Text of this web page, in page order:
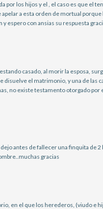
los hijos y el , el caso es que el
a esta orden de mortual
espero con ansias su respuesta
casado, al morir la esposa,
disuelve el matrimonio, y una de las
no existe testamento otorgado por
antes de fallecer una finquita de
gracias
en el que los herederos, (viudo e